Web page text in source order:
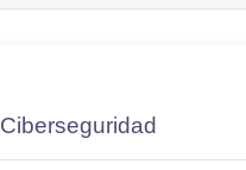
Ciberseguridad